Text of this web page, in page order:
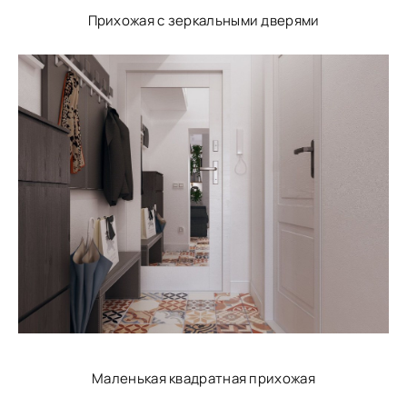
Прихожая с зеркальными дверями
Маленькая квадратная прихожая